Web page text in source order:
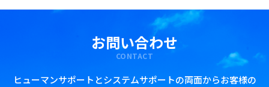
お問い合わせ
CONTACT
ヒューマンサポートとシステムサポートの両面からお客様の